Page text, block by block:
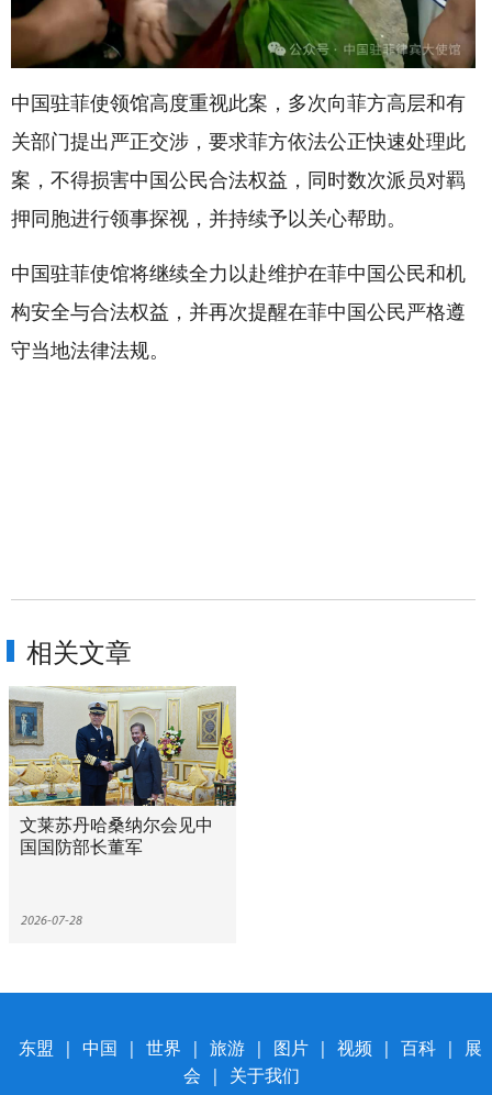
中国驻菲使领馆高度重视此案，多次向菲方高层和有
关部门提出严正交涉，要求菲方依法公正快速处理此
案，不得损害中国公民合法权益，同时数次派员对羁
押同胞进行领事探视，并持续予以关心帮助。
中国驻菲使馆将继续全力以赴维护在菲中国公民和机
构安全与合法权益，并再次提醒在菲中国公民严格遵
守当地法律法规。
相关文章
文莱苏丹哈桑纳尔会见中
国国防部长董军
2026-07-28
东盟 中国 世界 旅游 图片 视频 百科
展
会
关于我们